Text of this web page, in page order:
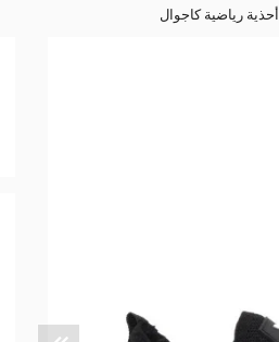
أحذية رياضية كاجوال